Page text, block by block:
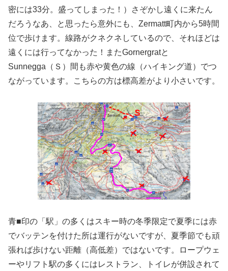
密には33分。盛ってしまった！）さぞかし遠くに来たん
だろうなあ、と思ったら意外にも、Zermatt町内から5時間
位で歩けます。線路がクネクネしているので、それほどは
遠くには行ってなかった！またGornergratと
Sunnegga（Ｓ）間も赤や黄色の線（ハイキング道）でつ
ながっています。こちらの方は標高差がより小さいです。
青■印の「駅」の多くはスキー時の冬季限定で夏季には赤
でバッテンを付けた所は運行がないですが、夏季節でも頑
張れば歩けない距離（高低差）ではないです。ロープウェ
ーやリフト駅の多くにはレストラン、トイレが併設されて